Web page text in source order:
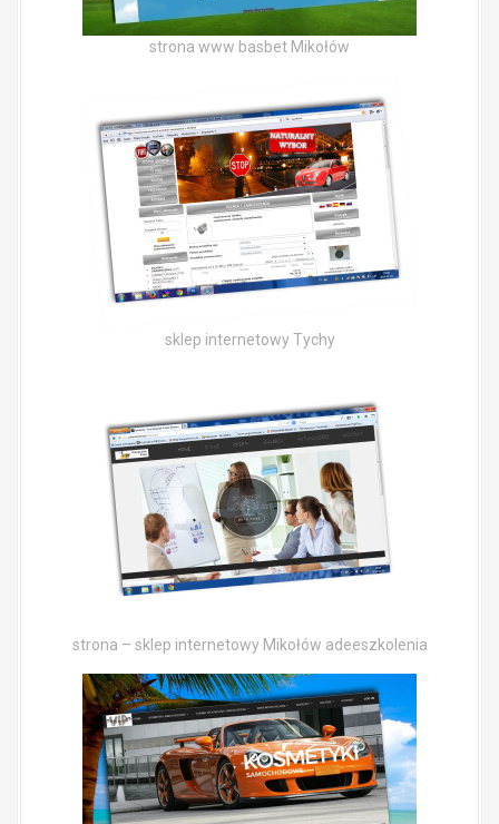
strona www basbet Mikołów
sklep internetowy Tychy
strona – sklep internetowy Mikołów adeeszkolenia